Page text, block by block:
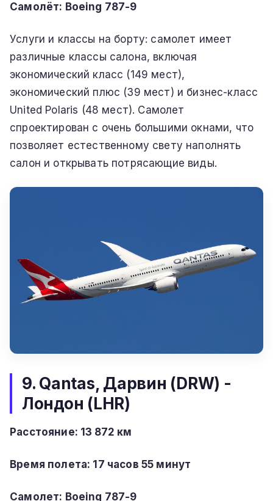
Самолёт: Boeing 787-9
Услуги и классы на борту: самолет имеет
различные классы салона, включая
экономический класс (149 мест),
экономический плюс (39 мест) и бизнес-класс
United Polaris (48 мест). Самолет
спроектирован с очень большими окнами, что
позволяет естественному свету наполнять
салон и открывать потрясающие виды.
9. Qantas, Дарвин (DRW) -
Лондон (LHR)
Расстояние: 13 872 км
Время полета: 17 часов 55 минут
Самолет: Boeing 787-9